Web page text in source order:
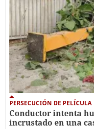
PERSECUCIÓN DE PELÍCULA
Conductor intenta
incrustado en una